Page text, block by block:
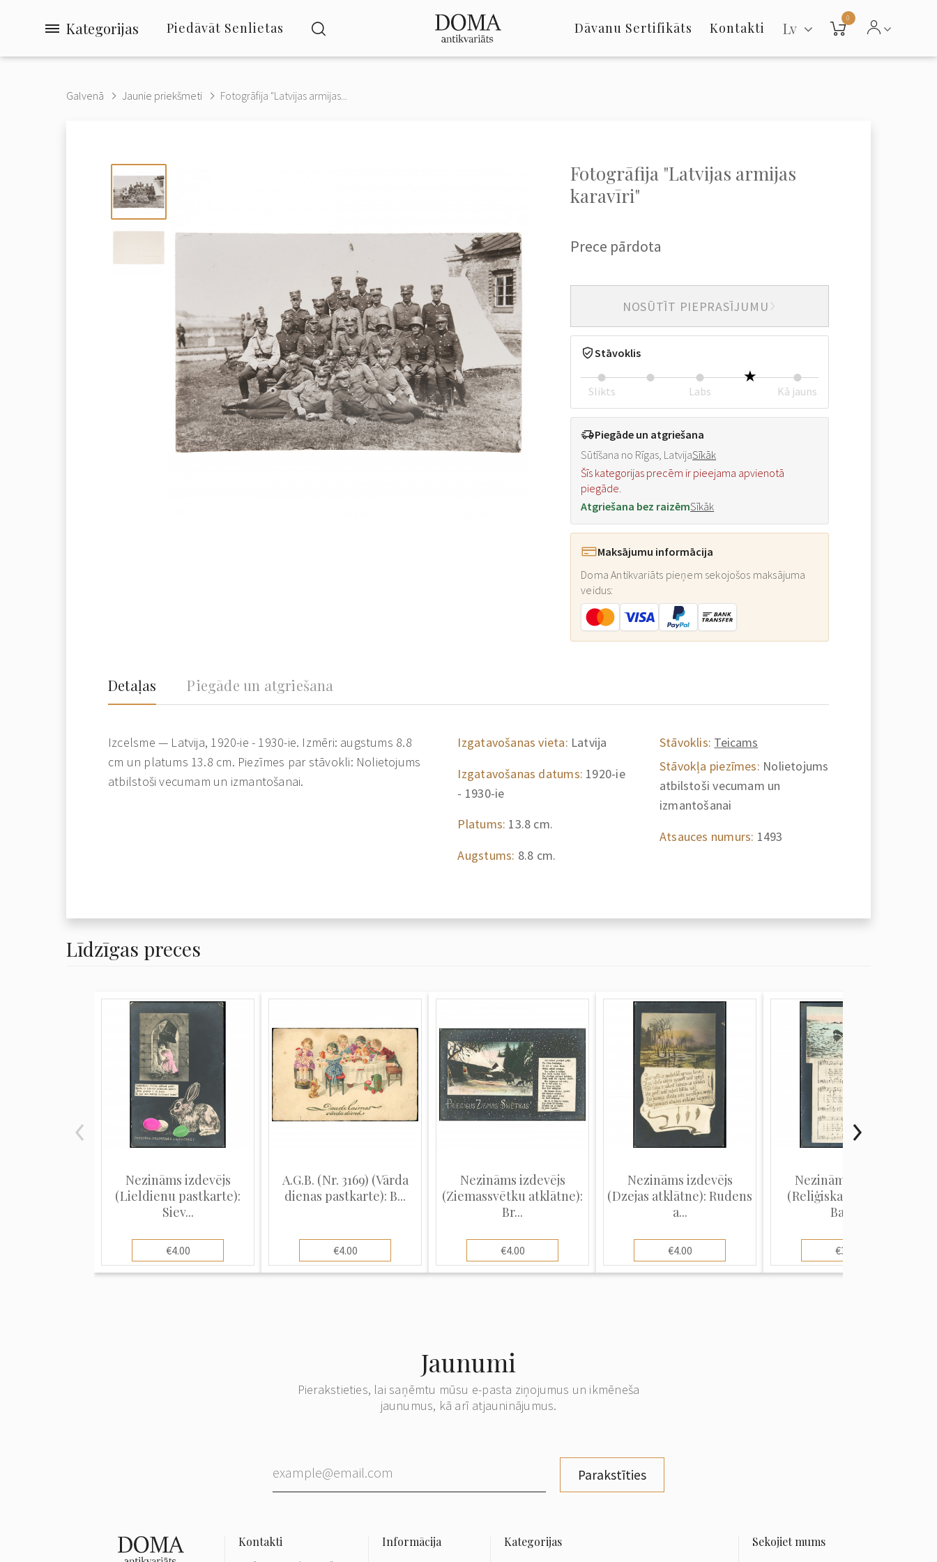
Kategorijas Piedāvāt Senlietas Dāvanu Sertifikāts Kontakti Lv
0
Galvenā Jaunie priekšmeti Fotogrāfija "Latvijas armijas...
Fotogrāfija "Latvijas armijas
karavīri"
Prece pārdota
NOSŪTĪT PIEPRASĪJUMU
Stāvoklis
Slikts Labs Kā jauns
Piegāde un atgriešana
Sūtīšana no Rīgas, LatvijaSīkāk
Šīs kategorijas precēm ir pieejama apvienotā
piegāde.
Atgriešana bez raizēmSīkāk
Maksājumu informācija
Doma Antikvariāts pieņem sekojošos maksājuma
veidus:
Detaļas Piegāde un atgriešana
Izcelsme — Latvija, 1920-ie - 1930-ie. Izmēri: augstums 8.8
cm un platums 13.8 cm. Piezīmes par stāvokli: Nolietojums
atbilstoši vecumam un izmantošanai.
Izgatavošanas vieta: Latvija
Izgatavošanas datums: 1920-ie
- 1930-ie
Platums: 13.8 cm.
Augstums: 8.8 cm.
Stāvoklis: Teicams
Stāvokļa piezīmes: Nolietojums
atbilstoši vecumam un
izmantošanai
Atsauces numurs: 1493
Līdzīgas preces
Nezināms izdevējs
(Lieldienu pastkarte):
Siev...
€4.00
A.G.B. (Nr. 3169) (Vārda
dienas pastkarte): B...
€4.00
Nezināms izdevējs
(Ziemassvētku atklātne):
Br...
€4.00
Nezināms izdevējs
(Dzejas atklātne): Rudens
a...
€4.00
Nezināms izdevējs
(Reliģiska pastkarte):
Balo...
€3.00
Jaunumi
Pierakstieties, lai saņēmtu mūsu e-pasta ziņojumus un ikmēneša
jaunumus, kā arī atjauninājumus.
Parakstīties